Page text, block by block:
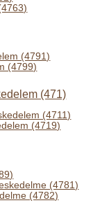
(4791)
(4799)
(471)
(4711)
(4719)
(4781)
(4782)